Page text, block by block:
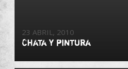
23 ABRIL, 2010
Chata y pintura